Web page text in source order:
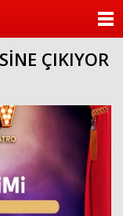
ÇIKIYOR
KATEGORİLER
ANKETLER
FOTO GALERİ
VİDEO GALERİ